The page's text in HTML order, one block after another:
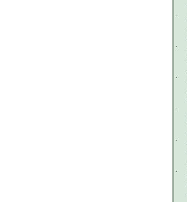
·
·
·
·
·
·